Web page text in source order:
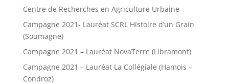
v
e
:
Centre de Recherches en Agriculture Urbaine
Campagne 2021- Lauréat SCRL Histoire d’un Grain
(Soumagne)
Campagne 2021 – Lauréat NovaTerre (Libramont)
Campagne 2021 – Lauréat La Collégiale (Hamois –
Condroz)